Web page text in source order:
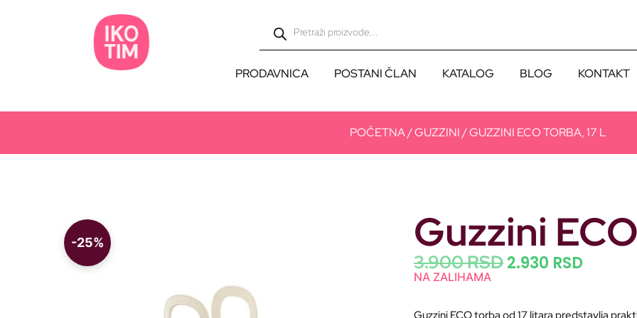
PRODAVNICA POSTANI ČLAN KATALOG BLOG KONTAKT
POČETNA/GUZZINI/ GUZZINI ECO TORBA, 17 L
-25% Guzzini
3.900RSD2.930 RSD
NA ZALIHAMA
Guzzini ECO torba od 17 litara predstavlja